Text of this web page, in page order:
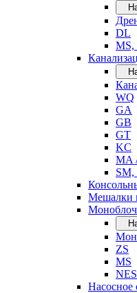
DL
MS,
WQ
GA
GB
GT
KC
MA
SM,
Мешалки
ZS
MS
NES
Насосное